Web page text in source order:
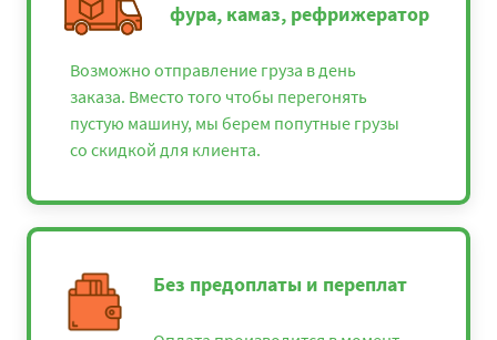
фура, камаз, рефрижератор
Возможно отправление груза в день
заказа. Вместо того чтобы перегонять
пустую машину, мы берем попутные грузы
со скидкой для клиента.
Без предоплаты и переплат